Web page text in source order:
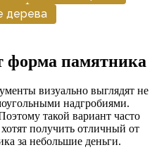
дерева
форма памятника
визуально выглядят не
надгробиями.
такой вариант часто
получить отличный от
за небольшие деньги.